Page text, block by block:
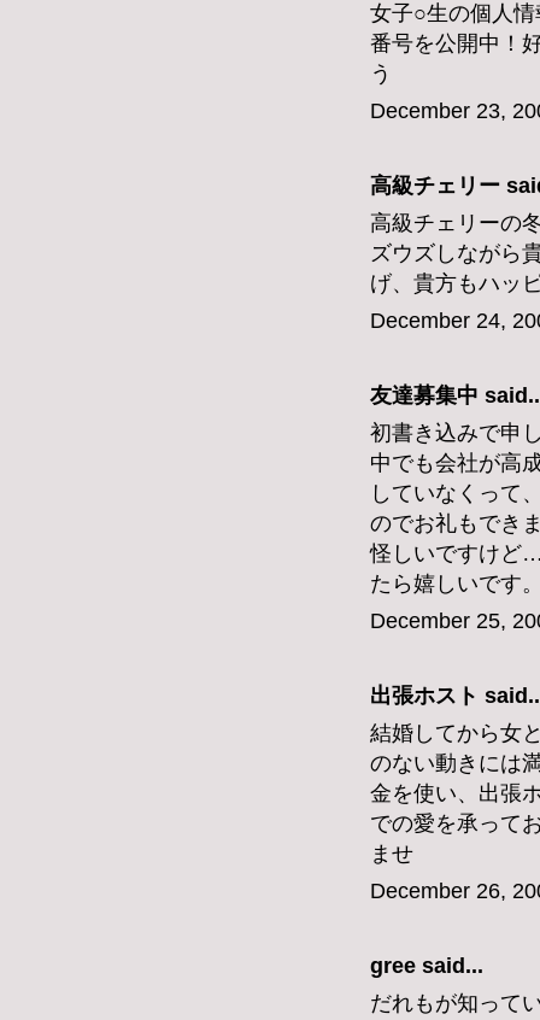
女子○生の個人
番号を公開中！
う
December 23,
高級チェリー
高級チェリーの
ズウズしながら
げ、貴方もハッ
December 24,
友達募集中
初書き込みで申
中でも会社が高
していなくって
のでお礼もでき
怪しいですけど
たら嬉しいです
December 25,
出張ホスト
結婚してから女
のない動きには
金を使い、出張
での愛を承って
ませ
December 26,
gree said...
だれもが知って